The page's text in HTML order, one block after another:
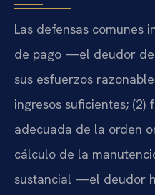
Las defensas comunes
de pago —el deudor
sus esfuerzos
ingresos suficientes;
adecuada de la orden
cálculo de la
sustancial —el deudor